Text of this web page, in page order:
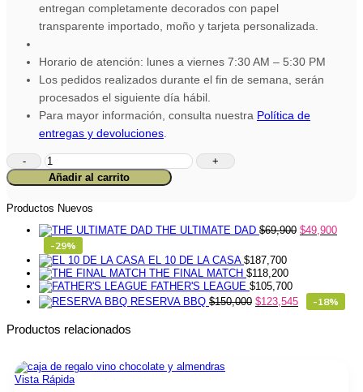
entregan completamente decorados con papel
transparente importado, moño y tarjeta personalizada.
Horario de atención: lunes a viernes 7:30 AM – 5:30 PM
Los pedidos realizados durante el fin de semana, serán
procesados el siguiente día hábil.
Para mayor información, consulta nuestra Política de
entregas y devoluciones
Ancheta
Bosque
Selecto
Añadir al carrito
Productos Nuevos
THE ULTIMATE DAD $69,900 $49,900
-29%
EL 10 DE LA CASA $187,700
THE FINAL MATCH $118,200
FATHER'S LEAGUE $105,700
RESERVA BBQ $150,000 $123,545 -18%
Productos relacionados
Vista Rápida